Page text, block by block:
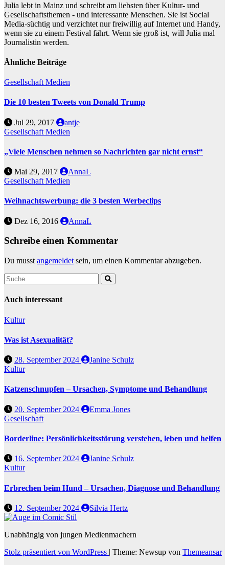
Julia lebt in Mainz und schreibt am liebsten über Kultur- und
Gesellschaftsthemen - und interessante Menschen. Sie ist Social
Media-süchtig und verzichtet nur freiwillig auf Internet und Handy,
wenn sie zu einem Festival fährt. Wenn sie groß ist, will Julia mal
Journalistin werden.
Ähnliche Beiträge
Gesellschaft Medien
Die 10 besten Tweets von Donald Trump
Jul 29, 2017
antje
Gesellschaft Medien
„Viele Menschen nehmen so Nachrichten gar nicht ernst“
Mai 29, 2017
AnnaL
Gesellschaft Medien
Weihnachtswerbung: die 3 besten Werbeclips
Dez 16, 2016 AnnaL
Schreibe einen Kommentar
Du musst angemeldet sein, um einen Kommentar abzugeben.
Auch interessant
Kultur
Was ist Asexualität?
28. September 2024
Janine Schulz
Kultur
Katzenschnupfen – Ursachen, Symptome und Behandlung
20. September 2024
Emma Jones
Gesellschaft
Borderline: Persönlichkeitsstörung verstehen, leben und helfen
16. September 2024
Janine Schulz
Kultur
Erbrechen beim Hund – Ursachen, Diagnose und Behandlung
12. September 2024 Silvia Hertz
Unabhängig von jungen Medienmachern
Stolz präsentiert von WordPress | Theme: Newsup von Themeansar